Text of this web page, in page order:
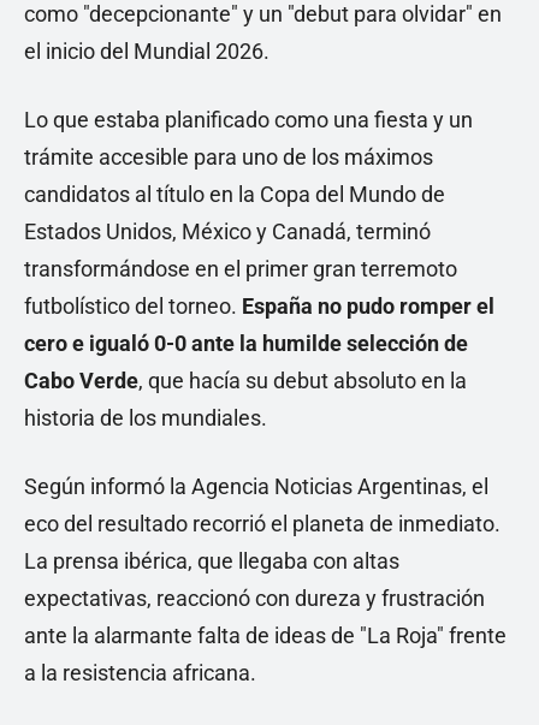
como "decepcionante" y un "debut para olvidar" en
el inicio del Mundial 2026.
Lo que estaba planificado como una fiesta y un
trámite accesible para uno de los máximos
candidatos al título en la Copa del Mundo de
Estados Unidos, México y Canadá, terminó
transformándose en el primer gran terremoto
futbolístico del torneo. España no pudo romper el
cero e igualó 0-0 ante la humilde selección de
Cabo Verde, que hacía su debut absoluto en la
historia de los mundiales.
Según informó la Agencia Noticias Argentinas, el
eco del resultado recorrió el planeta de inmediato.
La prensa ibérica, que llegaba con altas
expectativas, reaccionó con dureza y frustración
ante la alarmante falta de ideas de "La Roja" frente
a la resistencia africana.